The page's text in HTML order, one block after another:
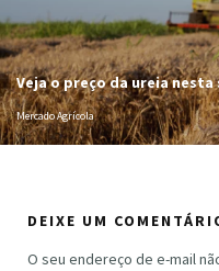
Veja o preço da ureia nesta
Mercado Agrícola
DEIXE UM
O seu endereço de e-mail